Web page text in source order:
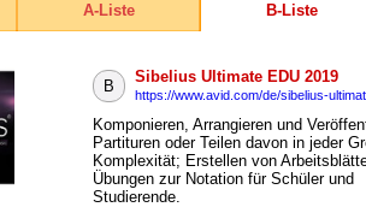
A-Liste B-Liste
B
Sibelius Ultimate EDU 2019
https://www.avid.com/de/sibelius-
Komponieren, Arrangieren und
Partituren oder Teilen davon in jeder
Komplexität; Erstellen von
Übungen zur Notation für Schüler und
Studierende.